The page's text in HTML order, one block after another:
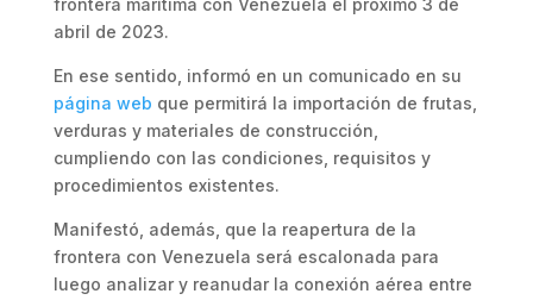
frontera marítima con Venezuela el próximo 3 de
abril de 2023.
En ese sentido, informó en un comunicado en su
página web que permitirá la importación de frutas,
verduras y materiales de construcción,
cumpliendo con las condiciones, requisitos y
procedimientos existentes.
Manifestó, además, que la reapertura de la
frontera con Venezuela será escalonada para
luego analizar y reanudar la conexión aérea entre